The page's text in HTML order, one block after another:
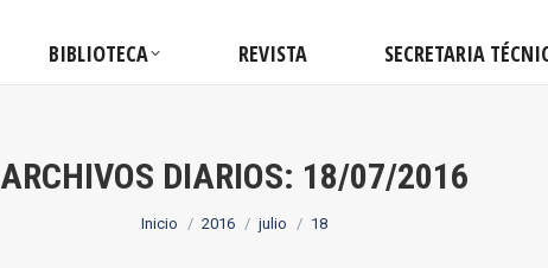
BIBLIOTECA REVISTA SECRETARIA
ARCHIVOS DIARIOS: 18/07/2016
Estás aquí:
Inicio 2016 julio 18